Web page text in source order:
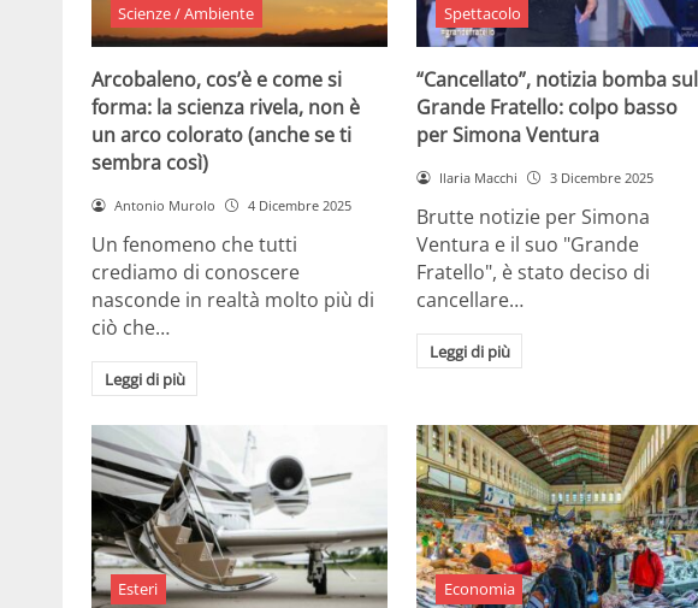
Scienze / Ambiente
Arcobaleno, cos’è e come si
forma: la scienza rivela, non è
un arco colorato (anche se ti
sembra così)
Antonio Murolo 4 Dicembre 2025
Un fenomeno che tutti
crediamo di conoscere
nasconde in realtà molto più di
ciò che…
Leggi di più
Spettacolo
“Cancellato”, notizia bomba sul
Grande Fratello: colpo basso
per Simona Ventura
Ilaria Macchi 3 Dicembre 2025
Brutte notizie per Simona
Ventura e il suo "Grande
Fratello", è stato deciso di
cancellare…
Leggi di più
Esteri Economia